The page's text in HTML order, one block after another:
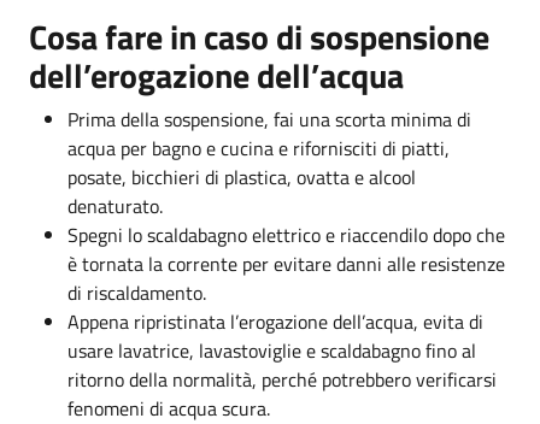
Cosa fare in caso di sospensione
dell’erogazione dell’acqua
Prima della sospensione, fai una scorta minima di
acqua per bagno e cucina e rifornisciti di piatti,
posate, bicchieri di plastica, ovatta e alcool
denaturato.
Spegni lo scaldabagno elettrico e riaccendilo dopo che
è tornata la corrente per evitare danni alle resistenze
di riscaldamento.
Appena ripristinata l’erogazione dell’acqua, evita di
usare lavatrice, lavastoviglie e scaldabagno fino al
ritorno della normalità, perché potrebbero verificarsi
fenomeni di acqua scura.